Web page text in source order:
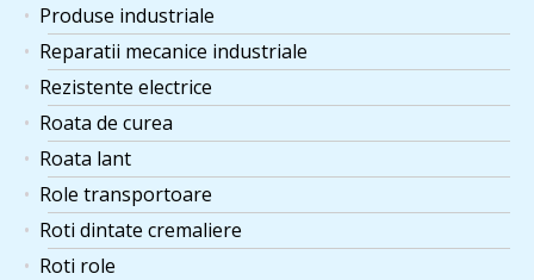
Produse industriale
Reparatii mecanice industriale
Rezistente electrice
Roata de curea
Roata lant
Role transportoare
Roti dintate cremaliere
Roti role